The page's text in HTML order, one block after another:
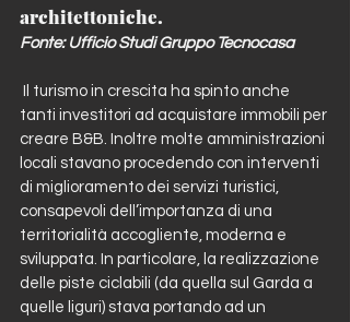
architettoniche.
Fonte: Ufficio Studi Gruppo Tecnocasa
tanti investitori ad acquistare immobili per
creare B&B. Inoltre molte amministrazioni
locali stavano procedendo con interventi
di miglioramento dei servizi turistici,
consapevoli dell’importanza di una
territorialità accogliente, moderna e
sviluppata. In particolare, la realizzazione
delle piste ciclabili (da quella sul Garda a
quelle liguri) stava portando ad un